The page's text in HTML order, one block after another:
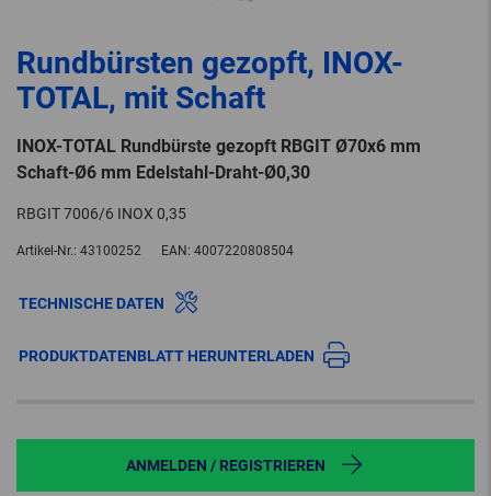
Rundbürsten gezopft, INOX-
TOTAL, mit Schaft
INOX-TOTAL Rundbürste gezopft RBGIT Ø70x6 mm
Schaft-Ø6 mm Edelstahl-Draht-Ø0,30
RBGIT 7006/6 INOX 0,35
Artikel-Nr.: 43100252 EAN: 4007220808504
TECHNISCHE DATEN
PRODUKTDATENBLATT HERUNTERLADEN
ANMELDEN / REGISTRIEREN